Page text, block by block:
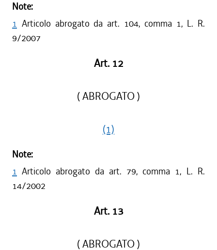
Note:
1 Articolo abrogato da art. 104, comma 1, L. R.
9/2007
Art. 12
( ABROGATO )
(1)
Note:
1 Articolo abrogato da art. 79, comma 1, L. R.
14/2002
Art. 13
( ABROGATO )